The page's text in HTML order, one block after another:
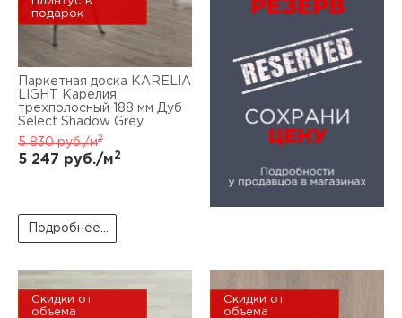
подарок
Паркетная доска KARELIA
LIGHT Карелия
трехполосный 188 мм Дуб
Select Shadow Grey
5 830руб./м2
5 247 руб./м2
Подробнее...
Скидки от
объема
Скидки от
объема